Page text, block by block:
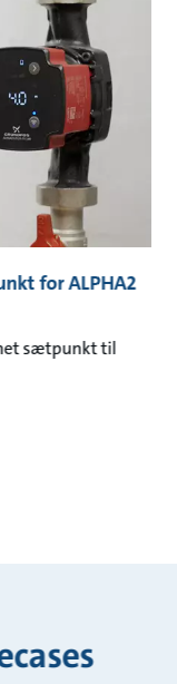
for ALPHA2
sætpunkt til